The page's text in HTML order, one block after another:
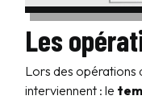
Les
Lors des opérations
interviennent : le